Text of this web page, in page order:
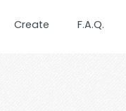
Create F.A.Q.